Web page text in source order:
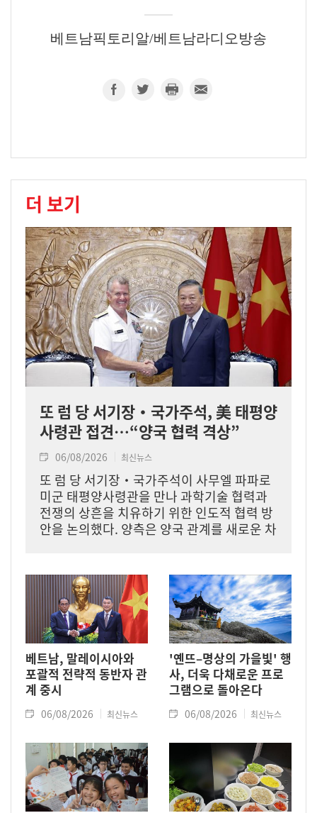
베트남픽토리알/베트남라디오방송
더 보기
또 럼 당 서기장‧국가주석, 美 태평양
사령관 접견…“양국 협력 격상”
06/08/2026 최신뉴스
또 럼 당 서기장‧국가주석이 사무엘 파파로
미군 태평양사령관을 만나 과학기술 협력과
전쟁의 상흔을 치유하기 위한 인도적 협력 방
안을 논의했다. 양측은 양국 관계를 새로운 차
베트남, 말레이시아와
포괄적 전략적 동반자 관
계 중시
06/08/2026 최신뉴스
'옌뜨–명상의 가을빛' 행
사, 더욱 다채로운 프로
그램으로 돌아온다
06/08/2026 최신뉴스